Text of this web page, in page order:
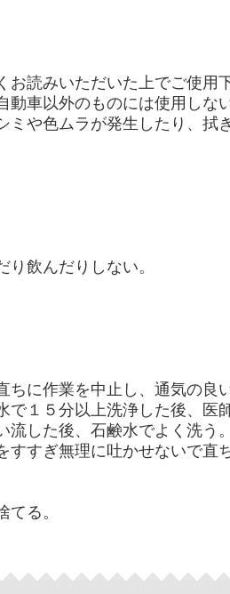
読みいただいた上でご使用下
車以外のものには使用しな
や色ムラが発生したり、拭
り飲んだりしない。
に作業を中止し、通気の良
１５分以上洗浄した後、医
した後、石鹸水でよく洗う
すぎ無理に吐かせないで直
る。